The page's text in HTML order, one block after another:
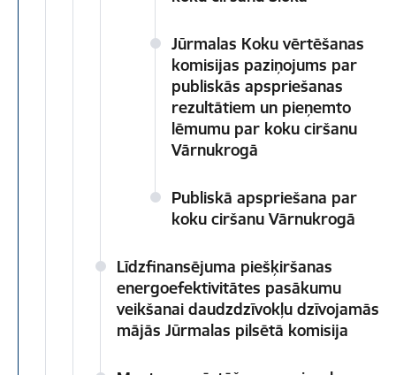
Jūrmalas Koku vērtēšanas
komisijas paziņojums par
publiskās apspriešanas
rezultātiem un pieņemto
lēmumu par koku ciršanu
Vārnukrogā
Publiskā apspriešana par
koku ciršanu Vārnukrogā
Līdzfinansējuma piešķiršanas
energoefektivitātes pasākumu
veikšanai daudzdzīvokļu dzīvojamās
mājās Jūrmalas pilsētā komisija